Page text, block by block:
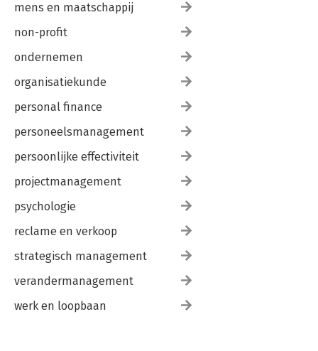
mens en maatschappij
non-profit
ondernemen
organisatiekunde
personal finance
personeelsmanagement
persoonlijke effectiviteit
projectmanagement
psychologie
reclame en verkoop
strategisch management
verandermanagement
werk en loopbaan